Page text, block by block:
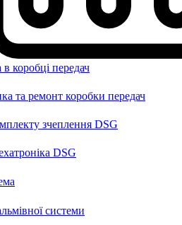
коробці передач
та ремонт коробки передач
зчеплення DSG
DSG
системи